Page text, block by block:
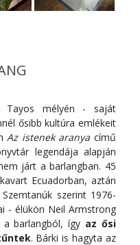
mélyén - saját
ősibb kultúra emlékeit
Az istenek aranya című
legendája alapján
járt a barlangban. 45
Ecuadorban, aztán
szerint 1976-
- élükön Neil Armstrong
barlangból, így az ősi
. Bárki is hagyta az